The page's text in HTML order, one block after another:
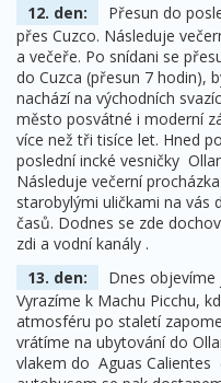
12. den:
Přesun do
přes Cuzco. Následuje
a večeře. Po snídani se
do Cuzca (přesun 7 hodin),
nachází na východních
město posvátné i moderní
více než tři tisíce let. Hned
poslední incké vesničky
Následuje večerní
starobylými uličkami na vás
časů. Dodnes se zde
zdi a vodní kanály .
13. den:
Dnes objevíme
Vyrazíme k Machu Picchu,
atmosféru po staletí
vrátíme na ubytování do
vlakem do Aguas Calientes